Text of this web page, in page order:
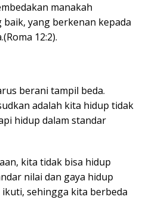
manakah
baik, yang berkenan kepada
12:2).
berani tampil beda.
adalah kita hidup tidak
hidup dalam standar
kita tidak bisa hidup
nilai dan gaya hidup
sehingga kita berbeda